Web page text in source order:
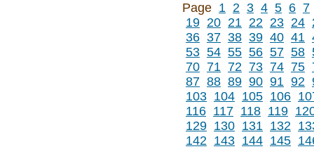
Page 1 2 3 4 5 6 7
19 20 21 22 23 24
36 37 38 39 40 41
53 54 55 56 57 58
70 71 72 73 74 75
87 88 89 90 91 92
103 104 105 106
116 117 118 119
129 130 131 132
142 143 144 145